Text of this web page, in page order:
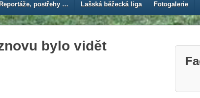
Reportáže, postřehy … Lašská běžecká liga Fotogalerie
bylo vidět